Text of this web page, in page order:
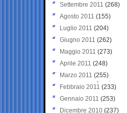
Settembre 2011 (268)
Agosto 2011 (155)
Luglio 2011 (204)
Giugno 2011 (262)
Maggio 2011 (273)
Aprile 2011 (248)
Marzo 2011 (255)
Febbraio 2011 (233)
Gennaio 2011 (253)
Dicembre 2010 (237)